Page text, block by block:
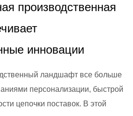
производственная
инновации
ландшафт все больше
персонализации, быстрой
цепочки поставок. В этой